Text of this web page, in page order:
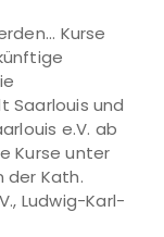
Kurse
Saarlouis und
e.V. ab
Kurse unter
der Kath.
Ludwig-Karl-